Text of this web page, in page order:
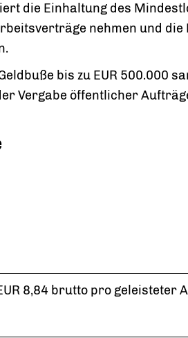
die Einhaltung des
nehmen und die
bis zu EUR 500.000
Vergabe öffentlicher
8,84 brutto pro geleisteter